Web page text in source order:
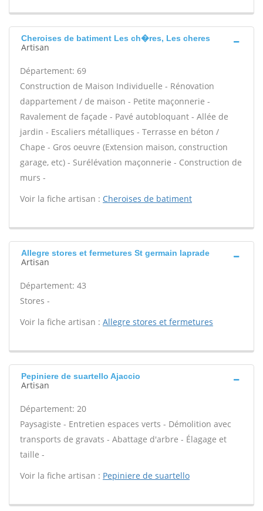
Cheroises de batiment Les ch�res, Les cheres
Artisan
Département: 69
Construction de Maison Individuelle - Rénovation
dappartement / de maison - Petite maçonnerie -
Ravalement de façade - Pavé autobloquant - Allée de
jardin - Escaliers métalliques - Terrasse en béton /
Chape - Gros oeuvre (Extension maison, construction
garage, etc) - Surélévation maçonnerie - Construction de
murs -
Voir la fiche artisan : Cheroises de batiment
Allegre stores et fermetures St germain laprade
Artisan
Département: 43
Stores -
Voir la fiche artisan : Allegre stores et fermetures
Pepiniere de suartello Ajaccio
Artisan
Département: 20
Paysagiste - Entretien espaces verts - Démolition avec
transports de gravats - Abattage d'arbre - Élagage et
taille -
Voir la fiche artisan : Pepiniere de suartello